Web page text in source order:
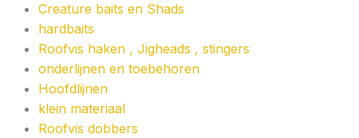
Creature baits en Shads
hardbaits
Roofvis haken , Jigheads , stingers
onderlijnen en toebehoren
Hoofdlijnen
klein materiaal
Roofvis dobbers